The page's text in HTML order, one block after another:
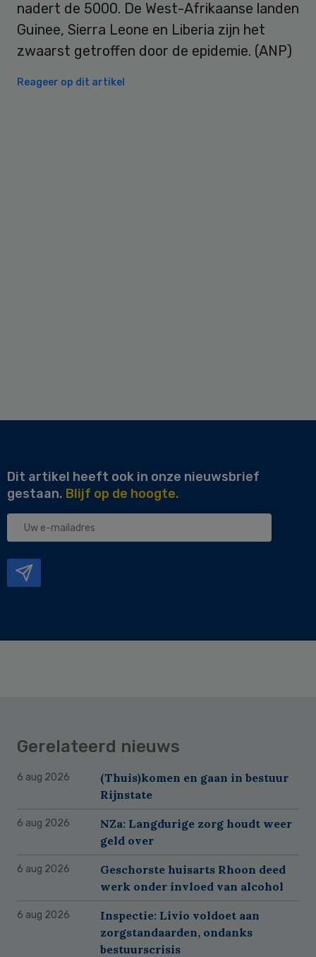
nadert de 5000. De West-Afrikaanse landen
Guinee, Sierra Leone en Liberia zijn het
zwaarst getroffen door de epidemie. (ANP)
Reageer op dit artikel
Dit artikel heeft ook in onze nieuwsbrief
gestaan. Blijf op de hoogte.
Uw
Gerelateerd nieuws
6 aug 2026
(Thuis)komen en gaan in bestuur
Rijnstate
6 aug 2026
NZa: Langdurige zorg houdt weer
geld over
6 aug 2026
Geschorste huisarts Rhoon deed
werk onder invloed van alcohol
6 aug 2026
Inspectie: Livio voldoet aan
zorgstandaarden, ondanks
bestuurscrisis